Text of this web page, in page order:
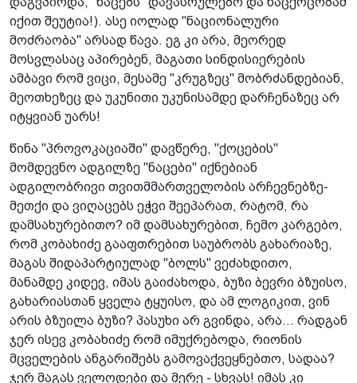
იქით შეუტია!). ასე იოლად "ნაციონალური
მოძრაობა" არსად წავა. ეგ კი არა, მეორედ
მოსვლასაც აპირებენ, მაგათი სინდისიერების
ამბავი რომ ვიცი, მესამე "კრუგზეც" მობრძანდებიან,
მეოთხეზეც და უკუნითი უკუნისამდე დარჩენაზეც არ
იტყვიან უარს!
წინა "პროვოკაციაში" დავწერე, "ქოცების"
მომდევნო ადგილზე "ნაცები" იქნებიან
ადგილობრივი თვითმმართველობის არჩევნებზე-
მეთქი და ვიღაცებს ეჭვი შეეპარათ, რატომ, რა
დამსახურებითო? იმ დამსახურებით, ჩემო კარგებო,
რომ კობახიძე გააფთრებით საუბრობს გახარიაზე,
მაგას შიდაპარტიულად "ბოლს" ვეძახდითო,
მანამდე კიდევ, იმას გაიძახოდა, ბუზი ბევრი ბზუისო,
გახარიასთან ყველა ტყუისო, და ამ ლოგიკით, ვინ
არის ბზუილა ბუზი? პასუხი არ გვინდა, არა... რადგან
ჯერ ისევ კობახიძე რომ იმუქრებოდა, რიონის
მცველების ანგარიშებს გამოვაქვეყნებთო, სადაა?
ჯერ მაგას ველოდები და მერე - სხვას! იმას კი